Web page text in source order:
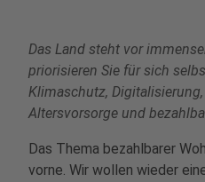
Das Land steht vor
priorisieren Sie für sich
Klimaschutz,
Altersvorsorge und
Das Thema bezahlbarer
vorne. Wir wollen wieder